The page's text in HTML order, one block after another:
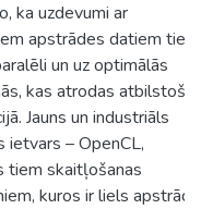
ka uzdevumi ar
apstrādes datiem tiek
un uz optimālās
kas atrodas
Jauns un industriāls
ietvars – OpenCL,
tiem skaitļošanas
kuros ir liels